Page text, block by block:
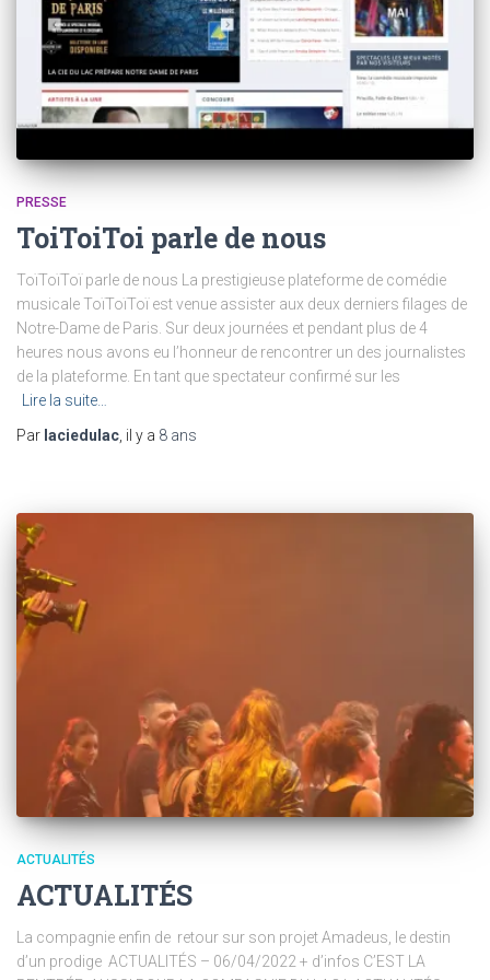
PRESSE
ToiToiToi parle de nous
ToïToïToï parle de nous La prestigieuse plateforme de comédie
musicale ToïToïToï est venue assister aux deux derniers filages de
Notre-Dame de Paris. Sur deux journées et pendant plus de 4
heures nous avons eu l’honneur de rencontrer un des journalistes
de la plateforme. En tant que spectateur confirmé sur les
Lire la suite…
Par laciedulac , il y a 8 ans
ACTUALITÉS
ACTUALITÉS
La compagnie enfin de retour sur son projet Amadeus, le destin
d’un prodige ACTUALITÉS – 06/04/2022 + d’infos C’EST LA